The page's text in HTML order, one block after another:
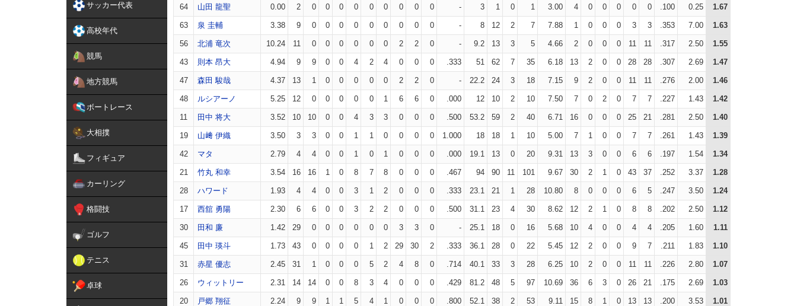
サッカー代表
高校年代
競馬
地方競馬
ボートレース
大相撲
フィギュア
カーリング
格闘技
ゴルフ
テニス
卓球
64 山田 龍聖 0.00 2 0 0 0 0 0 0 0 0 0 - 3 1 0 1 3.00 4 0 0 0 0 0 .100 0.25 1.67
63 泉 圭輔 3.38 9 0 0 0 0 0 0 0 0 0 - 8 12 2 7 7.88 1 0 0 0 3 3 .353 7.00 1.63
56 北浦 竜次 10.24 11 0 0 0 0 0 0 2 2 0 - 9.2 13 3 5 4.66 2 0 0 0 11 11 .317 2.50 1.55
43 則本 昂大 4.94 9 9 0 0 4 2 4 0 0 0 .333 51 62 7 35 6.18 13 2 0 0 28 28 .307 2.69 1.47
47 森田 駿哉 4.37 13 1 0 0 0 0 0 2 2 0 - 22.2 24 3 18 7.15 9 2 0 0 11 11 .276 2.00 1.46
48 ルシアーノ 5.25 12 0 0 0 0 0 1 6 6 0 .000 12 10 2 10 7.50 7 0 2 0 7 7 .227 1.43 1.42
11 田中 将大 3.52 10 10 0 0 4 3 3 0 0 0 .500 53.2 59 2 40 6.71 16 0 0 0 25 21 .281 2.50 1.40
19 山﨑 伊織 3.50 3 3 0 0 1 1 0 0 0 0 1.000 18 18 1 10 5.00 7 1 0 0 7 7 .261 1.43 1.39
42 マタ 2.79 4 4 0 0 1 0 1 0 0 0 .000 19.1 13 0 20 9.31 13 3 0 0 6 6 .197 1.54 1.34
21 竹丸 和幸 3.54 16 16 1 0 8 7 8 0 0 0 .467 94 90 11 101 9.67 30 2 1 0 43 37 .252 3.37 1.28
28 ハワード 1.93 4 4 0 0 3 1 2 0 0 0 .333 23.1 21 1 28 10.80 8 0 0 0 6 5 .247 3.50 1.24
17 西舘 勇陽 2.30 6 6 0 0 3 2 2 0 0 0 .500 31.1 23 4 30 8.62 12 2 1 0 8 8 .202 2.50 1.12
30 田和 廉 1.42 29 0 0 0 0 0 0 3 3 0 - 25.1 18 0 16 5.68 10 4 0 0 4 4 .205 1.60 1.11
45 田中 瑛斗 1.73 43 0 0 0 0 1 2 29 30 2 .333 36.1 28 0 22 5.45 12 2 0 0 9 7 .211 1.83 1.10
31 赤星 優志 2.45 31 1 0 0 0 5 2 4 8 0 .714 40.1 33 3 28 6.25 10 2 0 0 11 11 .226 2.80 1.07
26 ウィットリー 2.31 14 14 0 0 8 3 4 0 0 0 .429 81.2 48 5 97 10.69 36 6 3 0 26 21 .175 2.69 1.03
20 戸郷 翔征 2.24 9 9 1 1 5 4 1 0 0 0 .800 52.1 38 2 53 9.11 15 8 1 0 13 13 .200 3.53 1.01